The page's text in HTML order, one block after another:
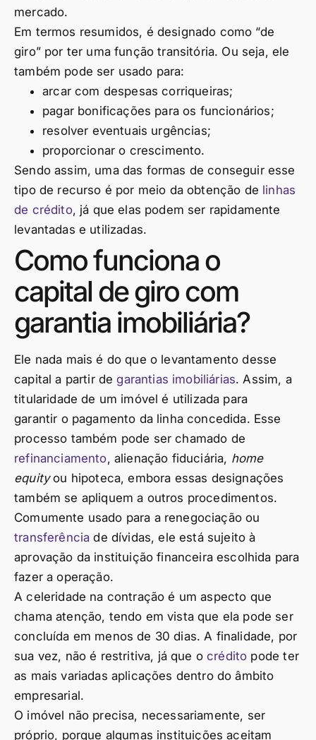
mercado.
Em termos resumidos, é designado como “de
giro” por ter uma função transitória. Ou seja, ele
também pode ser usado para:
arcar com despesas corriqueiras;
pagar bonificações para os funcionários;
resolver eventuais urgências;
proporcionar o crescimento.
Sendo assim, uma das formas de conseguir esse
tipo de recurso é por meio da obtenção de linhas
de crédito, já que elas podem ser rapidamente
levantadas e utilizadas.
Como funciona o
capital de giro com
garantia imobiliária?
Ele nada mais é do que o levantamento desse
capital a partir degarantias imobiliárias. Assim, a
titularidade de um imóvel é utilizada para
garantir o pagamento da linha concedida. Esse
processo também pode ser chamado de
refinanciamento, alienação fiduciária, home
equityou hipoteca, embora essas designações
também se apliquem a outros procedimentos.
Comumente usado para a renegociação ou
transferênciade dívidas, ele está sujeito à
aprovação da instituição financeira escolhida para
fazer a operação.
A celeridade na contração é um aspecto que
chama atenção, tendo em vista que ela pode ser
concluída em menos de 30 dias. A finalidade, por
sua vez, não é restritiva, já que ocrédito pode ter
as mais variadas aplicações dentro do âmbito
empresarial.
O imóvel não precisa, necessariamente, ser
próprio, porque algumas instituições aceitam